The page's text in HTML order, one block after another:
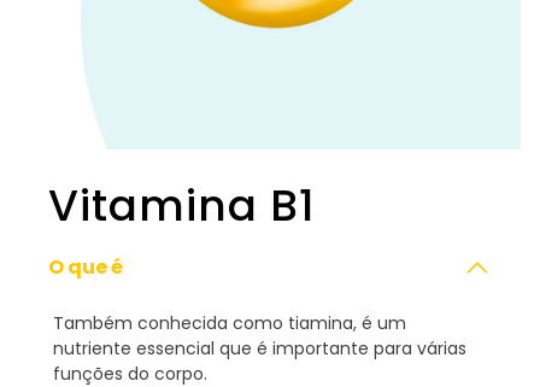
Vitamina B1
O que é
Também conhecida como tiamina, é um
nutriente essencial que é importante para várias
funções do corpo.